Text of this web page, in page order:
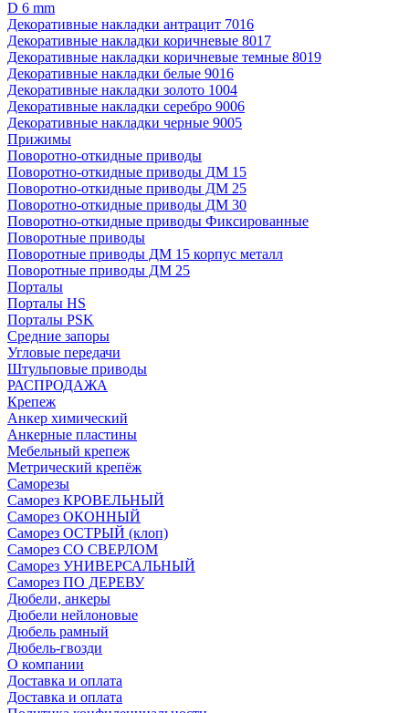
D 6 mm
Декоративные накладки антрацит 7016
Декоративные накладки коричневые 8017
Декоративные накладки коричневые темные 8019
Декоративные накладки белые 9016
Декоративные накладки золото 1004
Декоративные накладки серебро 9006
Декоративные накладки черные 9005
Прижимы
Поворотно-откидные приводы
Поворотно-откидные приводы ДМ 15
Поворотно-откидные приводы ДМ 25
Поворотно-откидные приводы ДМ 30
Поворотно-откидные приводы Фиксированные
Поворотные приводы
Поворотные приводы ДМ 15 корпус металл
Поворотные приводы ДМ 25
Порталы
Порталы HS
Порталы PSK
Средние запоры
Угловые передачи
Штульповые приводы
РАСПРОДАЖА
Крепеж
Анкер химический
Анкерные пластины
Мебельный крепеж
Метрический крепёж
Саморезы
Саморез КРОВЕЛЬНЫЙ
Саморез ОКОННЫЙ
Саморез ОСТРЫЙ (клоп)
Саморез СО СВЕРЛОМ
Саморез УНИВЕРСАЛЬНЫЙ
Саморез ПО ДЕРЕВУ
Дюбели, анкеры
Дюбели нейлоновые
Дюбель рамный
Дюбель-гвозди
О компании
Доставка и оплата
Доставка и оплата